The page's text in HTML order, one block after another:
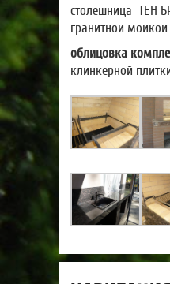
столешница ТЕН
гранитной мойкой
облицовка
клинкерной